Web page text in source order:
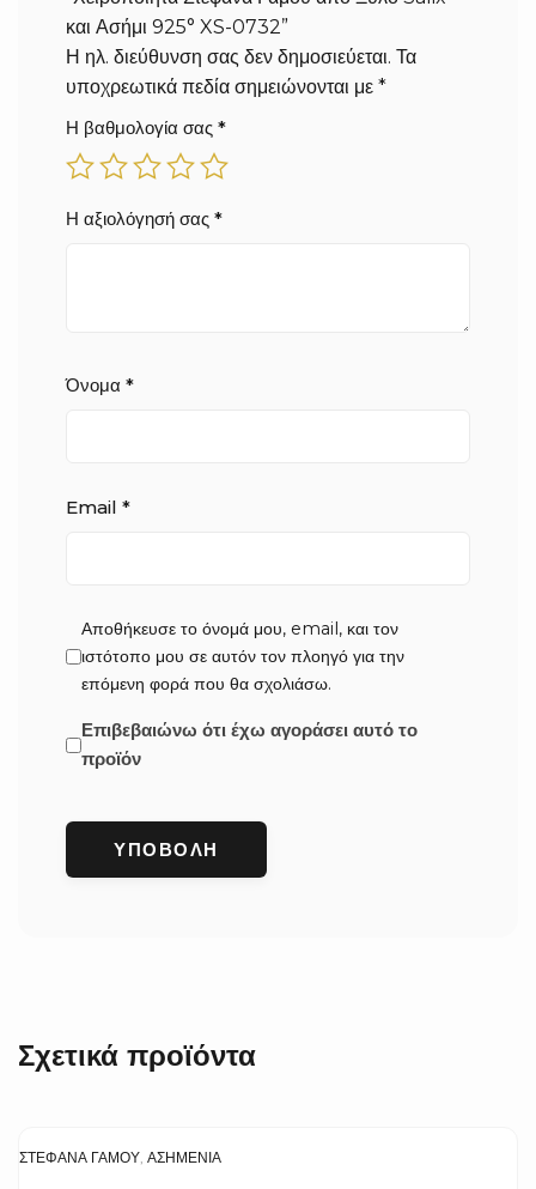
και Ασήμι 925° XS-0732”
Η ηλ. διεύθυνση σας δεν δημοσιεύεται. Τα
υποχρεωτικά πεδία σημειώνονται με *
Η βαθμολογία σας *
Η αξιολόγησή σας *
Όνομα *
Email *
Αποθήκευσε το όνομά μου, email, και τον
ιστότοπο μου σε αυτόν τον πλοηγό για την
επόμενη φορά που θα σχολιάσω.
Επιβεβαιώνω ότι έχω αγοράσει αυτό το
προϊόν
Σχετικά προϊόντα
ΣΤΈΦΑΝΑ ΓΆΜΟΥ, ΑΣΗΜΈΝΙΑ